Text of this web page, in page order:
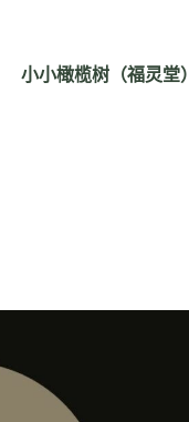
小小橄榄树（福灵堂